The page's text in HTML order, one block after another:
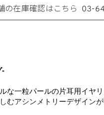
の在庫確認はこちら 03-
-
な一粒パールの片耳用イヤリ
むアシンメトリーデザイン